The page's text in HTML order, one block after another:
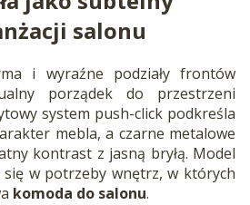
salonu
i wyraźne podziały frontów
porządek do przestrzeni
system push-click podkreśla
mebla, a czarne metalowe
kontrast z jasną bryłą. Model
w potrzeby wnętrz, w których
komoda do salonu.